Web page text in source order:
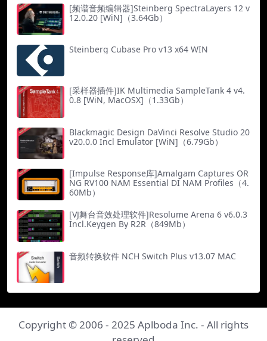
[频谱音频编辑器]Steinberg SpectraLayers 12 v
12.0.20 [WiN]（3.64Gb）
Steinberg Cubase Pro v13 x64 WIN
[采样器插件]IK Multimedia SampleTank 4 v4.
0.8 [WiN, MacOSX]（1.33Gb）
Blackmagic Design DaVinci Resolve Studio 20
v20.0.0 Incl Emulator [WiN]（6.79Gb）
[Impulse Response库]Amalgam Captures OR
NG RV100 NAM Essential DI NAM Profiles（4.
60Mb）
[VJ舞台音效处理软件]Resolume Arena 6 v6.0.3
Incl.Keygen By R2R（849Mb）
音频转换软件 NCH Switch Plus v13.07 MAC
Copyright © 2006 - 2025 Aplboda Inc. - All rights